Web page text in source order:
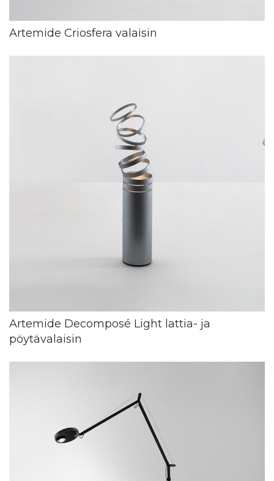
Artemide Criosfera valaisin
Artemide Decomposé Light lattia- ja
pöytävalaisin